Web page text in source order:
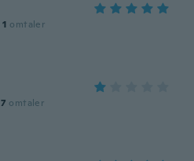
1 omtaler
7 omtaler